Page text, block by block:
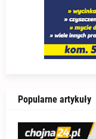
Popularne artykuły